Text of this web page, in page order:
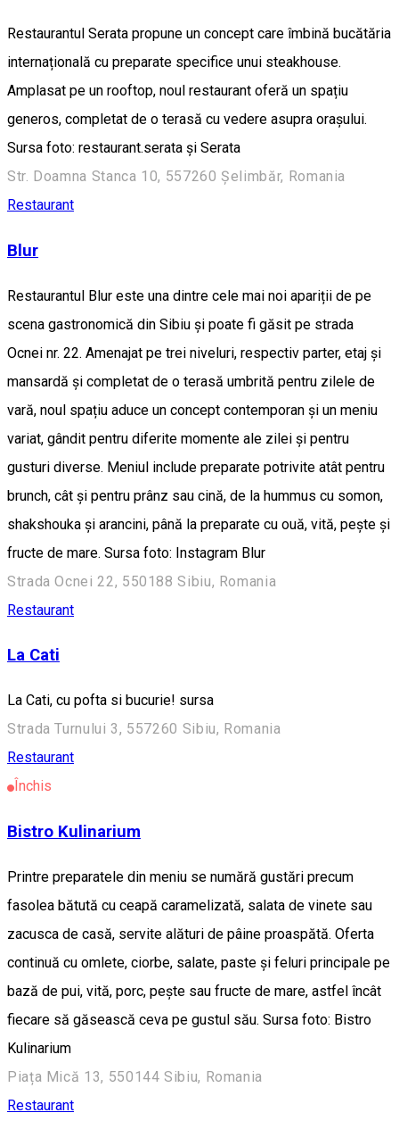
Restaurantul Serata propune un concept care îmbină bucătăria
internațională cu preparate specifice unui steakhouse.
Amplasat pe un rooftop, noul restaurant oferă un spațiu
generos, completat de o terasă cu vedere asupra orașului.
Sursa foto: restaurant.serata și Serata
Str. Doamna Stanca 10, 557260 Șelimbăr, Romania
Restaurant
Blur
Restaurantul Blur este una dintre cele mai noi apariții de pe
scena gastronomică din Sibiu și poate fi găsit pe strada
Ocnei nr. 22. Amenajat pe trei niveluri, respectiv parter, etaj și
mansardă și completat de o terasă umbrită pentru zilele de
vară, noul spațiu aduce un concept contemporan și un meniu
variat, gândit pentru diferite momente ale zilei și pentru
gusturi diverse. Meniul include preparate potrivite atât pentru
brunch, cât și pentru prânz sau cină, de la hummus cu somon,
shakshouka și arancini, până la preparate cu ouă, vită, pește și
fructe de mare. Sursa foto: Instagram Blur
Strada Ocnei 22, 550188 Sibiu, Romania
Restaurant
La Cati
La Cati, cu pofta si bucurie! sursa
Strada Turnului 3, 557260 Sibiu, Romania
Restaurant
Închis
Bistro Kulinarium
Printre preparatele din meniu se numără gustări precum
fasolea bătută cu ceapă caramelizată, salata de vinete sau
zacusca de casă, servite alături de pâine proaspătă. Oferta
continuă cu omlete, ciorbe, salate, paste și feluri principale pe
bază de pui, vită, porc, pește sau fructe de mare, astfel încât
fiecare să găsească ceva pe gustul său. Sursa foto: Bistro
Kulinarium
Piața Mică 13, 550144 Sibiu, Romania
Restaurant